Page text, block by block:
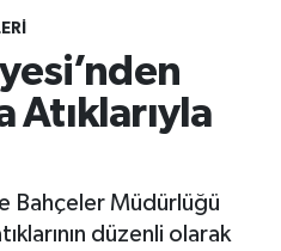
Atıklarıyla
Bahçeler Müdürlüğü
düzenli olarak